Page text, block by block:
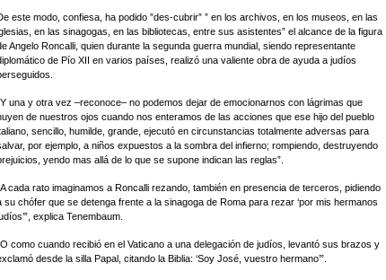
este modo, confiesa, ha podido ”des-cubrir” ” en los archivos, en los museos, en las
en las sinagogas, en las bibliotecas, entre sus asistentes” el alcance de la figura
Angelo Roncalli, quien durante la segunda guerra mundial, siendo representante
de Pío XII en varios países, realizó una valiente obra de ayuda a judíos
una y otra vez –reconoce– no podemos dejar de emocionarnos con lágrimas que
de nuestros ojos cuando nos enteramos de las acciones que ese hijo del pueblo
sencillo, humilde, grande, ejecutó en circunstancias totalmente adversas para
por ejemplo, a niños expuestos a la sombra del infierno; rompiendo, destruyendo
yendo mas allá de lo que se supone indican las reglas”.
cada rato imaginamos a Roncalli rezando, también en presencia de terceros, pidiendo
su chófer que se detenga frente a la sinagoga de Roma para rezar ‘por mis hermanos
explica Tenembaum.
como cuando recibió en el Vaticano a una delegación de judíos, levantó sus brazos y
desde la silla Papal, citando la Biblia: ‘Soy José, vuestro hermano’”.